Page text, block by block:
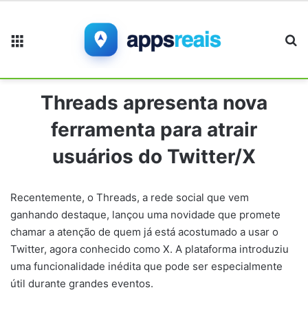
Threads apresenta nova
ferramenta para atrair
usuários do Twitter/X
Recentemente, o Threads, a rede social que vem
ganhando destaque, lançou uma novidade que promete
chamar a atenção de quem já está acostumado a usar o
Twitter, agora conhecido como X. A plataforma introduziu
uma funcionalidade inédita que pode ser especialmente
útil durante grandes eventos.